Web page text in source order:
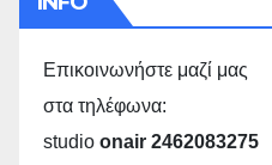
Επικοινωνήστε μαζί μας
στα τηλέφωνα:
studio onair 2462083275